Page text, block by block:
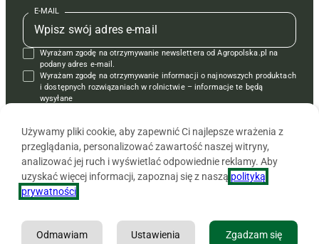
Kontakt
Regulamin
Polityka prywatności
Redakcja
Kontakt
Reklama
Reklama
Kontakt
Krzyżówki
Książki
Regulamin
E-MAIL
Wyrażam zgodę na otrzymywanie newslettera od Agropolska.pl na
podany adres e-mail.
Wyrażam zgodę na otrzymywanie informacji o najnowszych produktach
i dostępnych rozwiązaniach w rolnictwie – informacje te będą
wysyłane
Copyright © 2026 Agencja Promocji Rolnictwa i Agrobiznesu APRA
Używamy pliki cookie, aby zapewnić Ci najlepsze wrażenia z
przeglądania, personalizować zawartość naszej witryny,
analizować jej ruch i wyświetlać odpowiednie reklamy. Aby
uzyskać więcej informacji, zapoznaj się z naszą polityką
prywatności
Zgadzam się
Ustawienia
Odmawiam